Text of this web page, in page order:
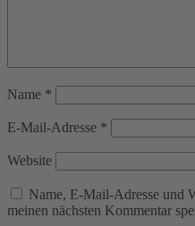
Name *
E-Mail-Adresse *
Website
Name, E-Mail-Adresse und
meinen nächsten Kommentar